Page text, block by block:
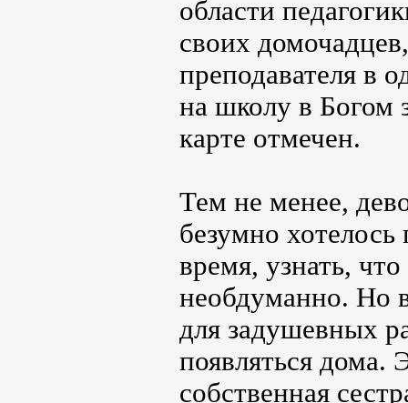
области
своих
преподавателя в
на школу в Богом
карте отмечен.
Тем не менее,
безумно
время, узнать,
необдуманно. Но
для задушевных
появляться дома.
собственная